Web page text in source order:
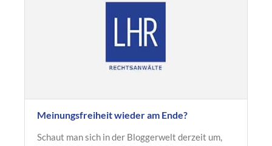
Meinungsfreiheit wieder am Ende?
Schaut man sich in der Bloggerwelt derzeit um,